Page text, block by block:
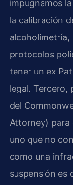
impugnamos
la calibración
alcoholimetría,
protocolos
tener un ex
legal. Tercero,
del
Attorney) para
uno que no
como una
suspensión es